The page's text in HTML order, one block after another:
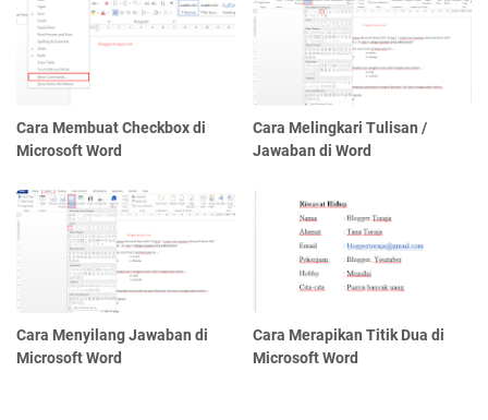
Cara Membuat Checkbox di
Microsoft Word
Cara Melingkari Tulisan /
Jawaban di Word
Cara Menyilang Jawaban di
Microsoft Word
Cara Merapikan Titik Dua di
Microsoft Word